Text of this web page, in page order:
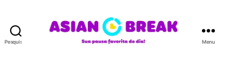
Pesquisar Menu